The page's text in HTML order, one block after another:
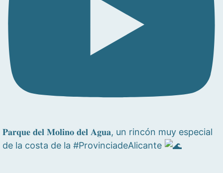
𝐏𝐚𝐫𝐪𝐮𝐞 𝐝𝐞𝐥 𝐌𝐨𝐥𝐢𝐧𝐨 𝐝𝐞𝐥 𝐀𝐠𝐮𝐚, un rincón muy especial
de la costa de la #ProvinciadeAlicante